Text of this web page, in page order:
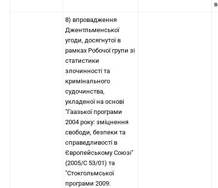
8) впровадження
Джентльменської
угоди, досягнутої в
рамках Робочої групи зі
статистики
злочинності та
кримінального
судочинства,
укладеної на основі
"Гаазької програми
2004 року: зміцнення
свободи, безпеки та
справедливості в
Європейському Союзі"
(2005/C 53/01) та
"Стокгольмської
програми 2009: